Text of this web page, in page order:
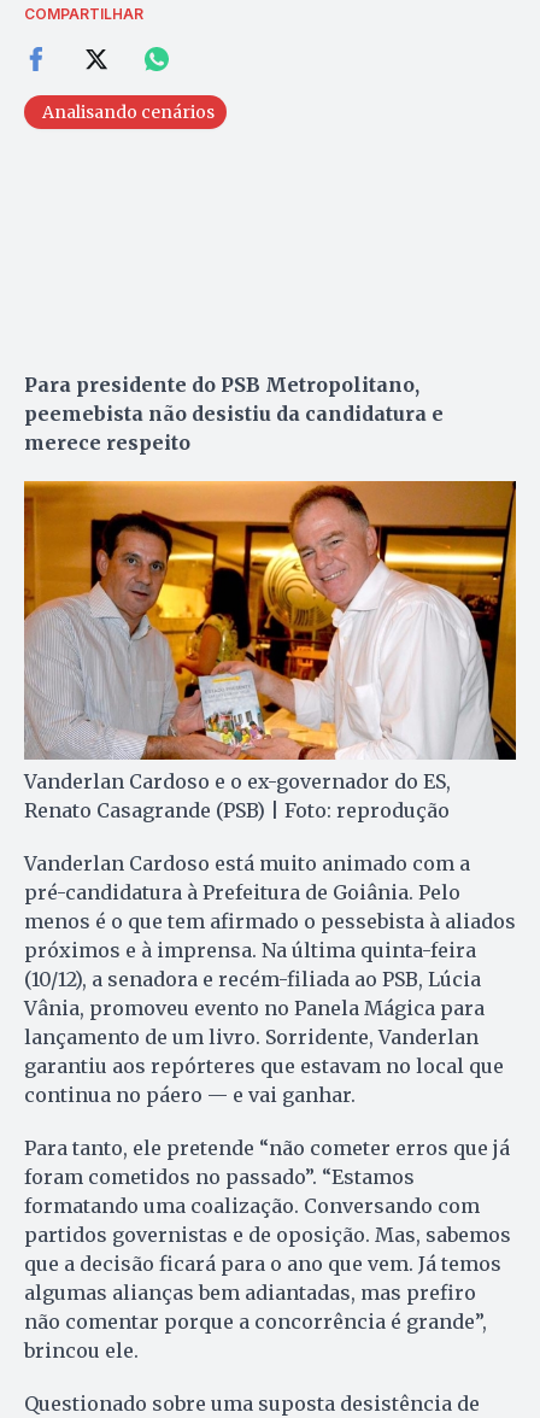
COMPARTILHAR
Analisando cenários
Para presidente do PSB Metropolitano,
peemebista não desistiu da candidatura e
merece respeito
Vanderlan Cardoso e o ex-governador do ES,
Renato Casagrande (PSB) | Foto: reprodução
Vanderlan Cardoso está muito animado com a
pré-candidatura à Prefeitura de Goiânia. Pelo
menos é o que tem afirmado o pessebista à aliados
próximos e à imprensa. Na última quinta-feira
(10/12), a senadora e recém-filiada ao PSB, Lúcia
Vânia, promoveu evento no Panela Mágica para
lançamento de um livro. Sorridente, Vanderlan
garantiu aos repórteres que estavam no local que
continua no páero — e vai ganhar.
Para tanto, ele pretende “não cometer erros que já
foram cometidos no passado”. “Estamos
formatando uma coalização. Conversando com
partidos governistas e de oposição. Mas, sabemos
que a decisão ficará para o ano que vem. Já temos
algumas alianças bem adiantadas, mas prefiro
não comentar porque a concorrência é grande”,
brincou ele.
Questionado sobre uma suposta desistência de